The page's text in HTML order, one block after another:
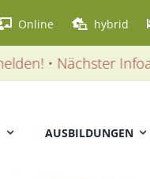
Online hybrid
Infoabend:
AUSBILDUNGEN